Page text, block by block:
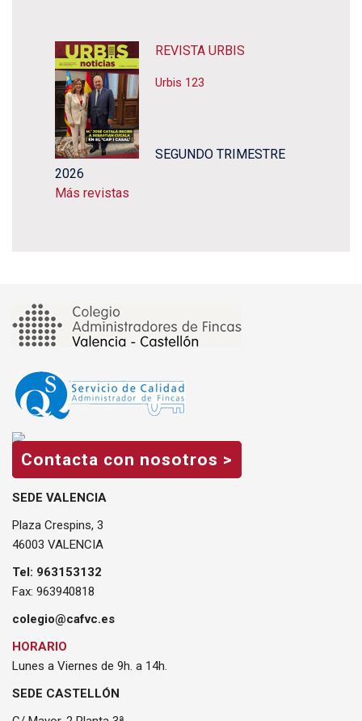
REVISTA URBIS
Urbis 123
SEGUNDO TRIMESTRE
2026
Más revistas
Contacta con nosotros >
SEDE VALENCIA
Plaza Crespins, 3
46003 VALENCIA
Tel: 963153132
Fax: 963940818
colegio@cafvc.es
HORARIO
Lunes a Viernes de 9h. a 14h.
SEDE CASTELLÓN